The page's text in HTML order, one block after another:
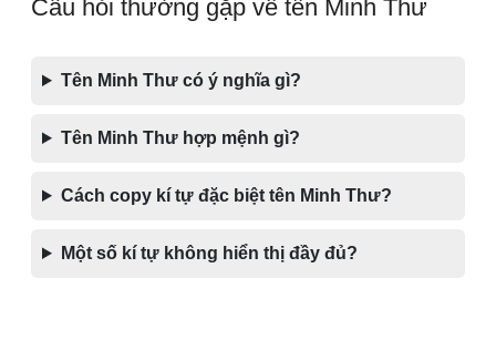
Câu hỏi thường gặp về tên Minh Thư
Tên Minh Thư có ý nghĩa gì?
Tên Minh Thư hợp mệnh gì?
Cách copy kí tự đặc biệt tên Minh Thư?
Một số kí tự không hiển thị đầy đủ?